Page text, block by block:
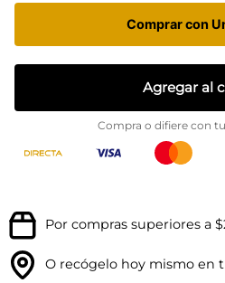
Comprar con
Agregar al
Compra o difiere con
Por compras superiores a
O recógelo hoy mismo en